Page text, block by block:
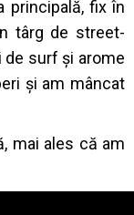
principală, fix în
târg de street-
de surf și arome
și am mâncat
mai ales că am